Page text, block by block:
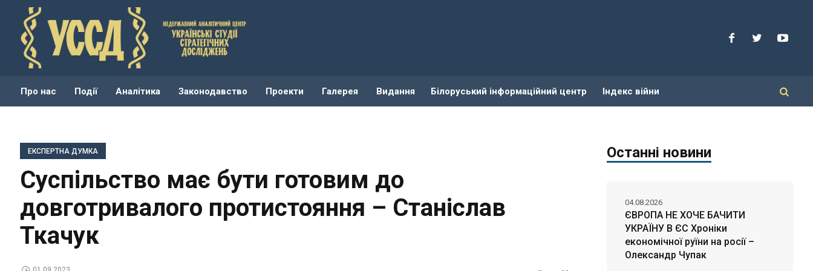
Про нас Події Аналітика Законодавство Проекти Галерея Видання Білоруський інформаційний центр Індекс війни
ЕКСПЕРТНА ДУМКА
Суспільство має бути готовим до
довготривалого протистояння – Станіслав
Ткачук
Останні новини
ЄВРОПА НЕ ХОЧЕ БАЧИТИ
УКРАЇНУ В ЄС Хроніки
економічної руїни на росії –
Олександр Чупак
04.08.2026